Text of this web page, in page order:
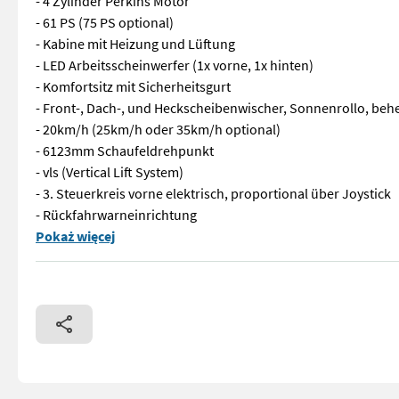
- 61 PS (75 PS optional)
- Kabine mit Heizung und Lüftung
- LED Arbeitsscheinwerfer (1x vorne, 1x hinten)
- Komfortsitz mit Sicherheitsgurt
- Front-, Dach-, und Heckscheibenwischer, Sonnenrollo,
- 20km/h (25km/h oder 35km/h optional)
- 6123mm Schaufeldrehpunkt
- vls (Vertical Lift System)
- 3. Steuerkreis vorne elektrisch, proportional über Joystick
- Rückfahrwarneinrichtung
Weidemann T6025 Teleskoplader - 4 Zylinder Perkins
Pokaż więcej